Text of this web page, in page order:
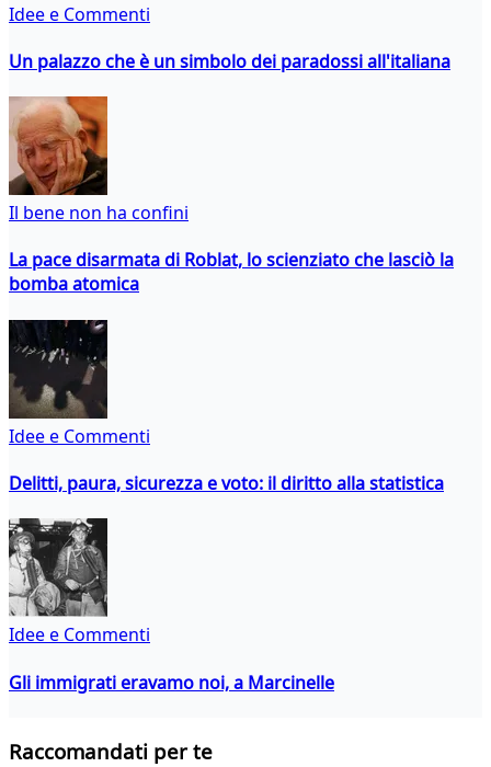
Idee e Commenti
Un palazzo che è un simbolo dei paradossi all'italiana
Il bene non ha confini
La pace disarmata di Roblat, lo scienziato che lasciò la
bomba atomica
Idee e Commenti
Delitti, paura, sicurezza e voto: il diritto alla statistica
Idee e Commenti
Gli immigrati eravamo noi, a Marcinelle
Raccomandati per te